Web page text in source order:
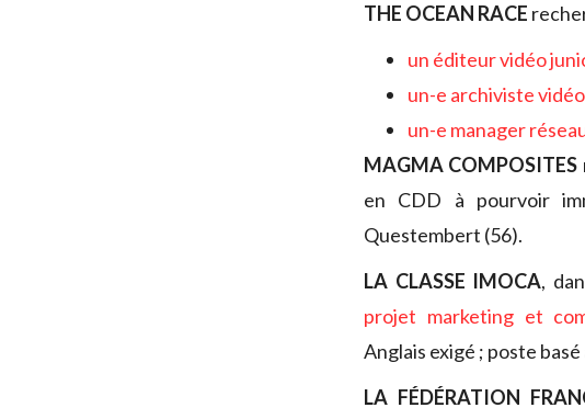
THE OCEAN RACE
un éditeur vidéo
un-e archiviste vidéo
un-e manager
MAGMA COMPOSITES
en CDD à pourvoir
Questembert (56).
LA CLASSE IMOCA,
projet marketing et
Anglais exigé ; poste
LA FÉDÉRATION